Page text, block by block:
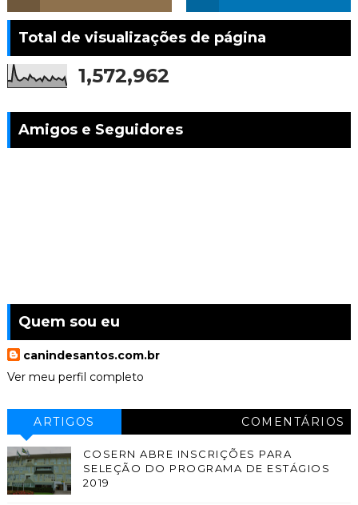
Total de visualizações de página
1,572,962
Amigos e Seguidores
Quem sou eu
canindesantos.com.br
Ver meu perfil completo
ARTIGOS COMENTÁRIOS
COSERN ABRE INSCRIÇÕES PARA
SELEÇÃO DO PROGRAMA DE ESTÁGIOS
2019